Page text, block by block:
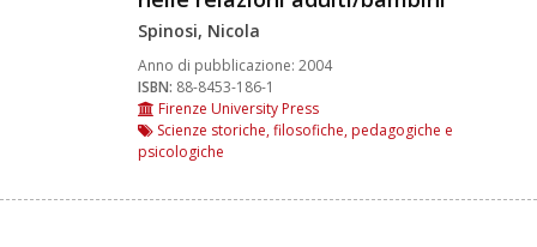
Spinosi, Nicola
Anno di pubblicazione: 2004
ISBN: 88-8453-186-1
Firenze University Press
Scienze storiche, filosofiche, pedagogiche e
psicologiche